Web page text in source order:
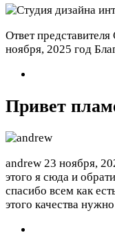
Ответ
ноября, 2025 год
Привет
andrew 23 ноября,
этого я сюда и
спасибо всем как
этого качества